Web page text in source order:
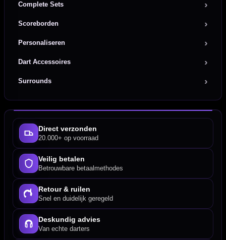
Complete Sets
Scoreborden
Personaliseren
Dart Accessoires
Surrounds
Direct verzonden
20.000+ op voorraad
Veilig betalen
Betrouwbare betaalmethodes
Retour & ruilen
Snel en duidelijk geregeld
Deskundig advies
Van echte darters